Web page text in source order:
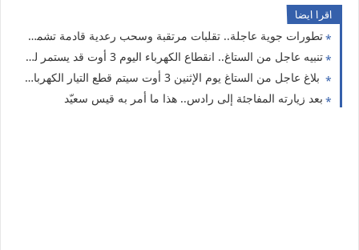
اقرا ايضا
تطورات جوية عاجلة.. تقلبات مرتقبة وسحب رعدية قادمة تشمل 9 ولايات
تنبيه عاجل من الستاغ.. انقطاع الكهرباء اليوم 3 أوت قد يستمر لساعتين في 19 ولاية
بلاغ عاجل من الستاغ يوم الإثنين 3 أوت سيتم قطع التيار الكهربائي عن هذه الولايات
بعد زيارته المفاجئة إلى رادس.. هذا ما أمر به قيس سعيّد